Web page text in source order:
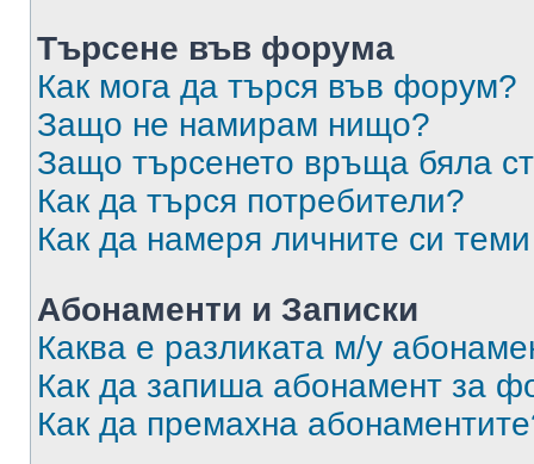
Търсене във форума
Как мога да търся във форум?
Защо не намирам нищо?
Защо търсенето връща бяла
Как да търся потребители?
Как да намеря личните си
Абонаменти и Записки
Каква е разликата м/у
Как да запиша абонамент за
Как да премахна